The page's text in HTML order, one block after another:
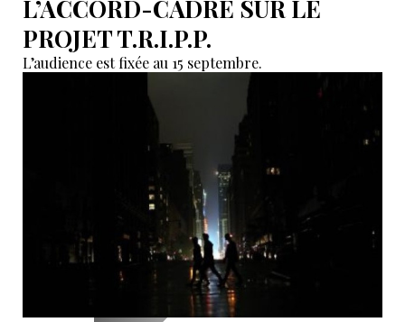
L’ACCORD-CADRE SUR LE
PROJET T.R.I.P.P.
L’audience est fixée au 15 septembre.